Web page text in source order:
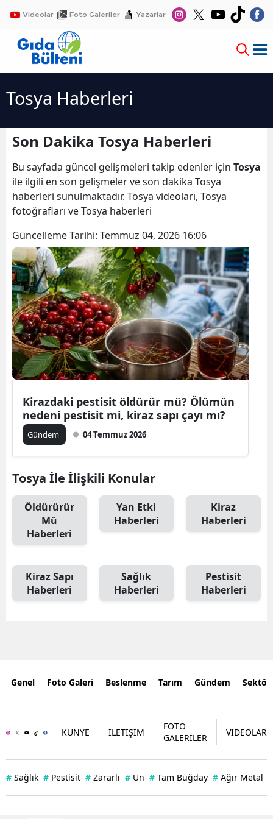
Videolar Foto Galeriler Yazarlar
Tosya Haberleri
Son Dakika Tosya Haberleri
Bu sayfada güncel gelişmeleri takip edenler için Tosya
ile ilgili en son gelişmeler ve son dakika Tosya
haberleri sunulmaktadır. Tosya videoları, Tosya
fotoğrafları ve Tosya haberleri
Güncelleme Tarihi: Temmuz 04, 2026 16:06
Kirazdaki pestisit öldürür mü? Ölümün
nedeni pestisit mi, kiraz sapı çayı mı?
Gündem 04 Temmuz 2026
Tosya İle İlişkili Konular
Öldürürür
Mü
Haberleri
Yan Etki
Haberleri
Kiraz
Haberleri
Kiraz Sapı
Haberleri
Sağlık
Haberleri
Pestisit
Haberleri
Genel Foto Galeri Beslenme Tarım Gündem
KÜNYE İLETİŞİM
FOTO
GALERİLER
VİDEOLAR
# Sağlık # Pestisit # Zararlı # Un # Tam Buğday # Ağır Metal